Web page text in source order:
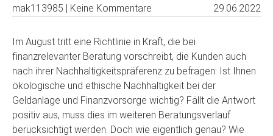
mak113985 | Keine Kommentare 29.06.2022
Im August tritt eine Richtlinie in Kraft, die bei
finanzrelevanter Beratung vorschreibt, die Kunden auch
nach ihrer Nachhaltigkeitspräferenz zu befragen: Ist Ihnen
ökologische und ethische Nachhaltigkeit bei der
Geldanlage und Finanzvorsorge wichtig? Fällt die Antwort
positiv aus, muss dies im weiteren Beratungsverlauf
berücksichtigt werden. Doch wie eigentlich genau? Wie